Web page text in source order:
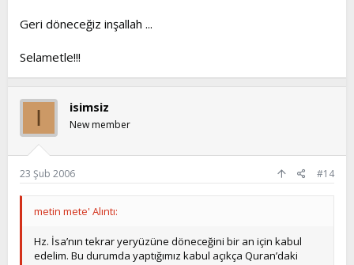
Geri döneceğiz inşallah ...
Selametle!!!
I isimsiz
New member
23 Şub 2006 #14
metin mete' Alıntı:
Hz. İsa’nın tekrar yeryüzüne döneceğini bir an için kabul
edelim. Bu durumda yaptığımız kabul açıkça Quran’daki